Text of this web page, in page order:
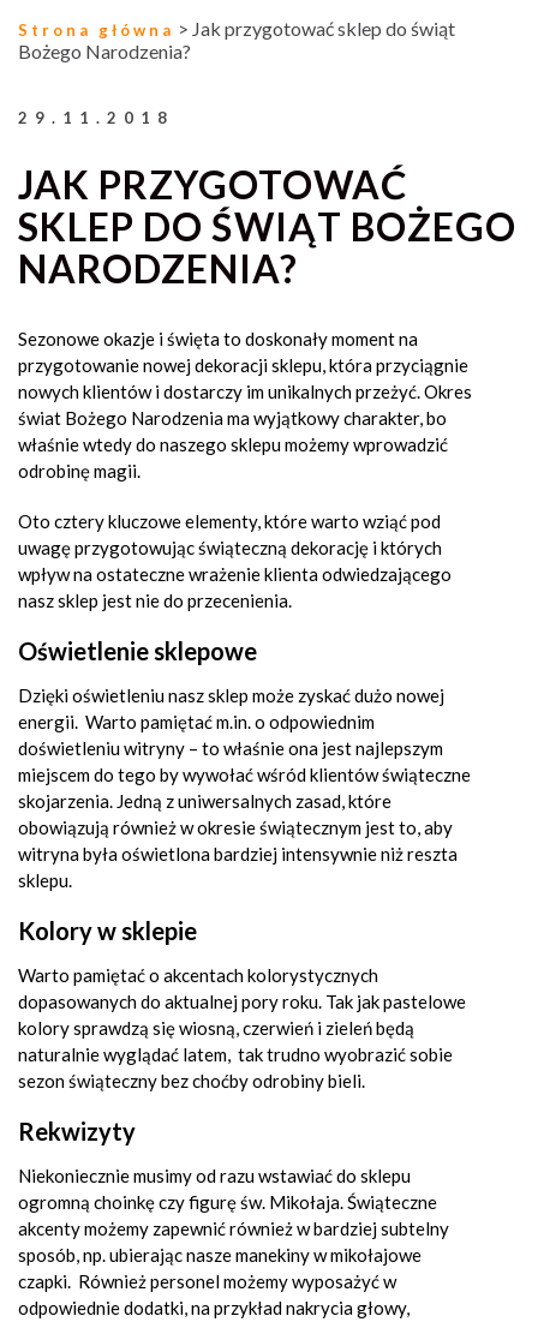
Strona główna > Jak przygotować sklep do świąt
Bożego Narodzenia?
29.11.2018
JAK PRZYGOTOWAĆ
SKLEP DO ŚWIĄT BOŻEGO
NARODZENIA?
Sezonowe okazje i święta to doskonały moment na
przygotowanie nowej dekoracji sklepu, która przyciągnie
nowych klientów i dostarczy im unikalnych przeżyć. Okres
świat Bożego Narodzenia ma wyjątkowy charakter, bo
właśnie wtedy do naszego sklepu możemy wprowadzić
odrobinę magii.
Oto cztery kluczowe elementy, które warto wziąć pod
uwagę przygotowując świąteczną dekorację i których
wpływ na ostateczne wrażenie klienta odwiedzającego
nasz sklep jest nie do przecenienia.
Oświetlenie sklepowe
Dzięki oświetleniu nasz sklep może zyskać dużo nowej
energii. Warto pamiętać m.in. o odpowiednim
doświetleniu witryny – to właśnie ona jest najlepszym
miejscem do tego by wywołać wśród klientów świąteczne
skojarzenia. Jedną z uniwersalnych zasad, które
obowiązują również w okresie świątecznym jest to, aby
witryna była oświetlona bardziej intensywnie niż reszta
sklepu.
Kolory w sklepie
Warto pamiętać o akcentach kolorystycznych
dopasowanych do aktualnej pory roku. Tak jak pastelowe
kolory sprawdzą się wiosną, czerwień i zieleń będą
naturalnie wyglądać latem, tak trudno wyobrazić sobie
sezon świąteczny bez choćby odrobiny bieli.
Rekwizyty
Niekoniecznie musimy od razu wstawiać do sklepu
ogromną choinkę czy figurę św. Mikołaja. Świąteczne
akcenty możemy zapewnić również w bardziej subtelny
sposób, np. ubierając nasze manekiny w mikołajowe
czapki. Również personel możemy wyposażyć w
odpowiednie dodatki, na przykład nakrycia głowy,